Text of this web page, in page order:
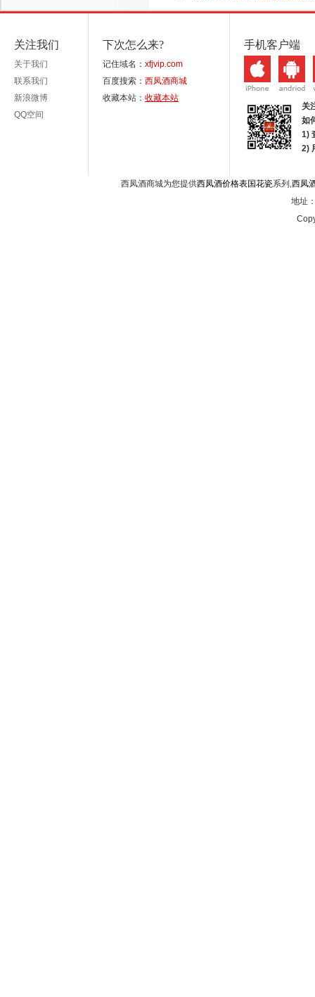
关注我们
关于我们
联系我们
新浪微博
QQ空间
下次怎么来?
记住域名： xfjvip.com
百度搜索： 西凤酒商城
收藏本站： 收藏本站
手机客户端
关
如
1)
2)
西凤酒商城为您提供西凤酒价格表国花瓷系列,西凤
地址